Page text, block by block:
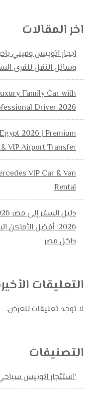
اخر المقالات
ايجار اتوبيس وميني
وسائل النقل للقرى
Family Car with
Driver 2026
2026 | Premium
VIP Airport Transfer
VIP Car & Van
Rental
2026: أفضل
داخل مصر
التعليقات
لا توجد تعليقات للعرض.
التصنيفات
‘استئجار اتوبيس سياحي